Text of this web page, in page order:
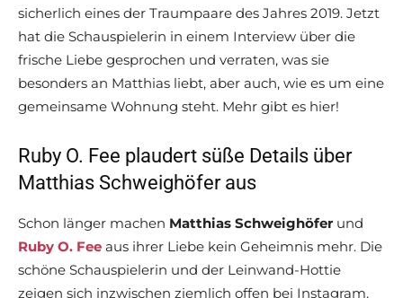
sicherlich eines der Traumpaare des Jahres 2019. Jetzt
hat die Schauspielerin in einem Interview über die
frische Liebe gesprochen und verraten, was sie
besonders an Matthias liebt, aber auch, wie es um eine
gemeinsame Wohnung steht. Mehr gibt es hier!
Ruby O. Fee plaudert süße Details über
Matthias Schweighöfer aus
Schon länger machen Matthias Schweighöfer und
Ruby O. Fee aus ihrer Liebe kein Geheimnis mehr. Die
schöne Schauspielerin und der Leinwand-Hottie
zeigen sich inzwischen ziemlich offen bei Instagram.